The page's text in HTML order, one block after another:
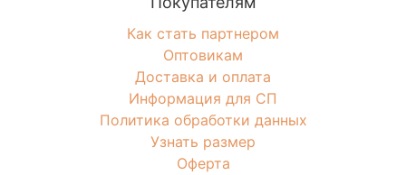
Как стать партнером
Оптовикам
Доставка и оплата
Информация для СП
Политика обработки данных
Узнать размер
Оферта